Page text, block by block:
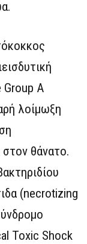
A
λοίμωξη
θάνατο.
(necrotizing
Toxic Shock